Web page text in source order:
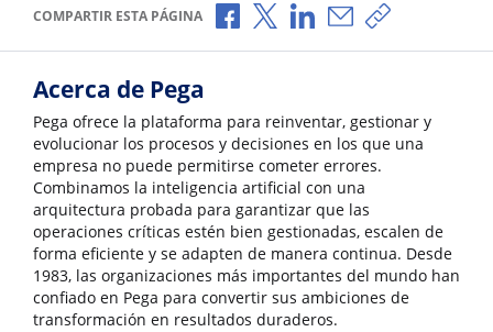
COMPARTIR ESTA PÁGINA Compartir a través de Facebook
Compartir a través de X
Compartir a través de
Compartir por
Copiar
Acerca de Pega
Pega ofrece la plataforma para reinventar, gestionar y
evolucionar los procesos y decisiones en los que una
empresa no puede permitirse cometer errores.
Combinamos la inteligencia artificial con una
arquitectura probada para garantizar que las
operaciones críticas estén bien gestionadas, escalen de
forma eficiente y se adapten de manera continua. Desde
1983, las organizaciones más importantes del mundo han
confiado en Pega para convertir sus ambiciones de
transformación en resultados duraderos.